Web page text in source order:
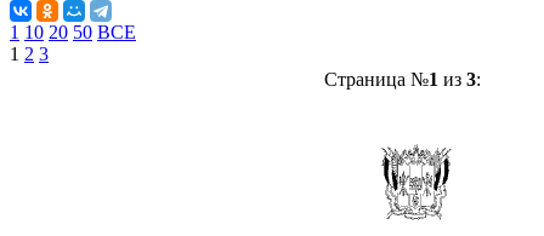
1 10 20 50 ВСЕ
1 2 3
Страница №1 из 3: